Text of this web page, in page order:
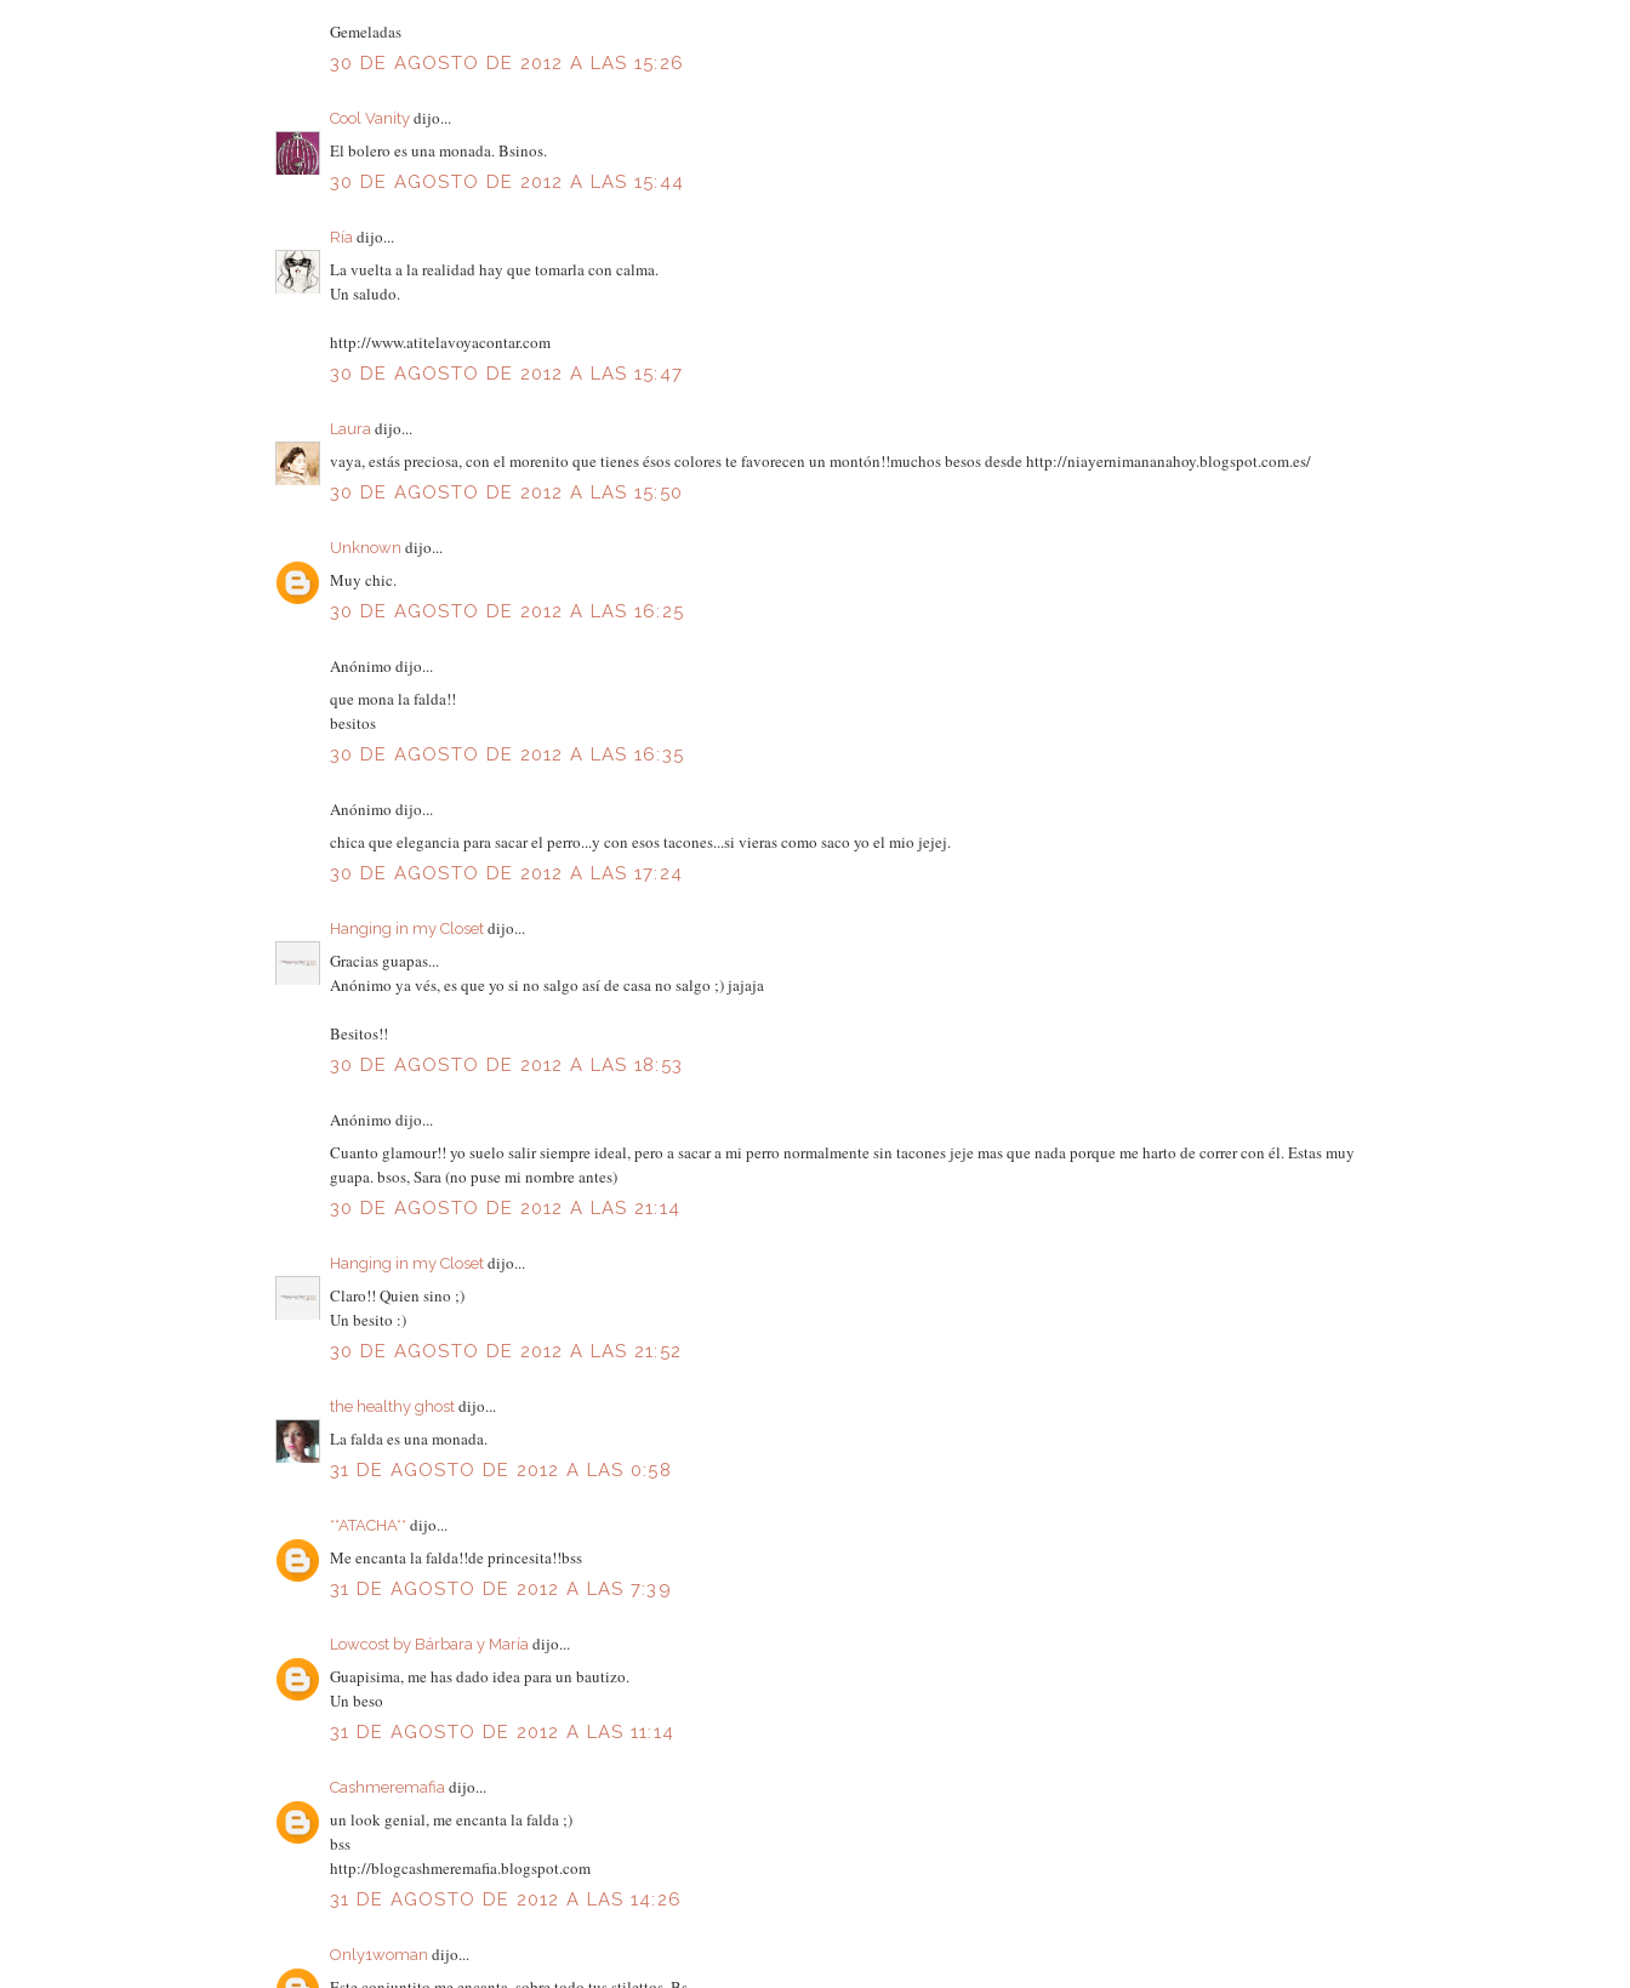
Gemeladas
30 DE AGOSTO DE 2012 A LAS 15:26
Cool Vanitydijo...
El bolero es una monada. Bsinos.
30 DE AGOSTO DE 2012 A LAS 15:44
Ríadijo...
La vuelta a la realidad hay que tomarla con calma.
Un saludo.
http://www.atitelavoyacontar.com
30 DE AGOSTO DE 2012 A LAS 15:47
Lauradijo...
vaya, estás preciosa, con el morenito que tienes ésos colores te favorecen un montón!!muchos besos desde http://niayernimananahoy.blogspot.com.es/
30 DE AGOSTO DE 2012 A LAS 15:50
Unknown dijo...
Muy chic.
30 DE AGOSTO DE 2012 A LAS 16:25
Anónimo dijo...
que mona la falda!!
besitos
30 DE AGOSTO DE 2012 A LAS 16:35
Anónimo dijo...
chica que elegancia para sacar el perro...y con esos tacones...si vieras como saco yo el mio jejej.
30 DE AGOSTO DE 2012 A LAS 17:24
Hanging in my Closetdijo...
Gracias guapas...
Anónimo ya vés, es que yo si no salgo así de casa no salgo ;) jajaja
Besitos!!
30 DE AGOSTO DE 2012 A LAS 18:53
Anónimo dijo...
Cuanto glamour!! yo suelo salir siempre ideal, pero a sacar a mi perro normalmente sin tacones jeje mas que nada porque me harto de correr con él. Estas muy
guapa. bsos, Sara (no puse mi nombre antes)
30 DE AGOSTO DE 2012 A LAS 21:14
Hanging in my Closetdijo...
Claro!! Quien sino ;)
Un besito :)
30 DE AGOSTO DE 2012 A LAS 21:52
the healthy ghostdijo...
La falda es una monada.
31 DE AGOSTO DE 2012 A LAS 0:58
**ATACHA** dijo...
Me encanta la falda!!de princesita!!bss
31 DE AGOSTO DE 2012 A LAS 7:39
Lowcost by Bárbara y Maríadijo...
Guapisima, me has dado idea para un bautizo.
Un beso
31 DE AGOSTO DE 2012 A LAS 11:14
Cashmeremafiadijo...
un look genial, me encanta la falda ;)
bss
http://blogcashmeremafia.blogspot.com
31 DE AGOSTO DE 2012 A LAS 14:26
Only1woman dijo...